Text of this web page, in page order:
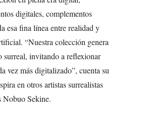
digitales, complementos
esa fina línea entre realidad y
“Nuestra colección genera
surreal, invitando a reflexionar
vez más digitalizado”, cuenta su
en otros artistas surrealistas
Nobuo Sekine.